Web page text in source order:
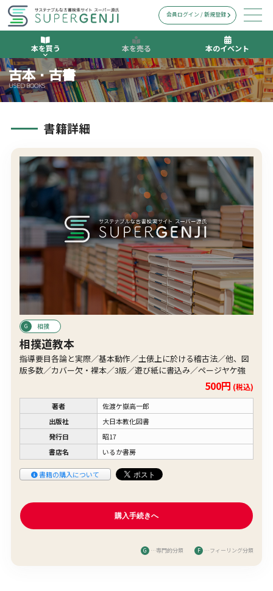
本を買う 本を売る 本のイベント
会員ログイン / 新規登録
古本・古書
USED BOOKS
書籍詳細
相撲
相撲道教本
指導要目各論と実際／基本動作／土俵上に於ける稽古法／他、図
版多数／カバー欠・裸本／3版／遊び紙に書込み／ページヤケ強
500円 (税込)
著者
佐渡ケ嶽高一郎
出版社
大日本教化図書
発行日
昭17
書店名
いるか書房
書籍の購入について
G …専門的分類 F …フィーリング分類